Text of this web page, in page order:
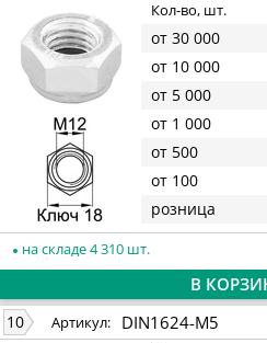
Кол-во, шт.
от 30 000
от 10 000
от 5 000
от 1 000
от 500
от 100
розница
на складе 4 310 шт.
В
10 Артикул: DIN1624-M5